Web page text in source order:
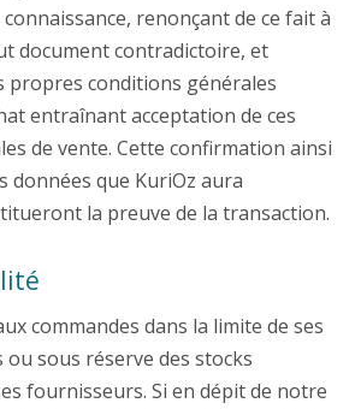
renonçant de ce fait à
document contradictoire, et
propres conditions générales
entraînant acceptation de ces
de vente. Cette confirmation ainsi
données que KuriOz aura
la preuve de la transaction.
commandes dans la limite de ses
sous réserve des stocks
fournisseurs. Si en dépit de notre